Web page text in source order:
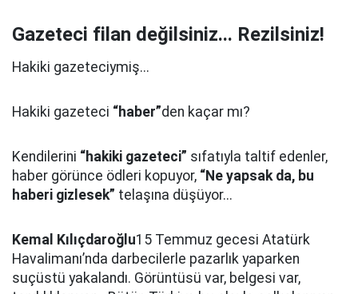
Gazeteci filan değilsiniz... Rezilsiniz!
Hakiki gazeteciymiş...
Hakiki gazeteci “haber”den kaçar mı?
Kendilerini “hakiki gazeteci” sıfatıyla taltif edenler,
haber görünce ödleri kopuyor, “Ne yapsak da, bu
haberi gizlesek” telaşına düşüyor...
Kemal Kılıçdaroğlu15 Temmuz gecesi Atatürk
Havalimanı’nda darbecilerle pazarlık yaparken
suçüstü yakalandı. Görüntüsü var, belgesi var,